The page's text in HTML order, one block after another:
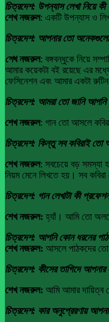
চিত্রদেশ: উপন্যাস লেখা নিয়ে কী
শেখ নজরুল: একটি উপন্যাস ও
চিত্রদেশ: আপনার তো অনেকগুলো
শেখ নজরুল: বঙ্গবন্ধুকে নিয়ে
আমার কয়েকটা বই রয়েছে এর
ফেসিনেশন এবং আমার একটা
চিত্রদেশ: আমরা তো জানি আপনি
শেখ নজরুল: গান তো আসলে
চিত্রদেশ: কিন্তু সব কবিরাই তো
শেখ নজরুল: সবচেয়ে বড় সমস্যা
নিয়ম মেনে লিখতে হয়। সব
চিত্রদেশ: গান লেখাটা কী
শেখ নজরুল: হ্যাঁ। আমি তো
চিত্রদেশ: আপনি কোন ধরনের
শেখ নজরুল: আসলে পাঠকদের তো
চিত্রদেশ: কীসের তাগিদে আপনার
শেখ নজরুল: আমি আমার দায়িত্ব
চিত্রদেশ: কার অনুপ্রেরণায়